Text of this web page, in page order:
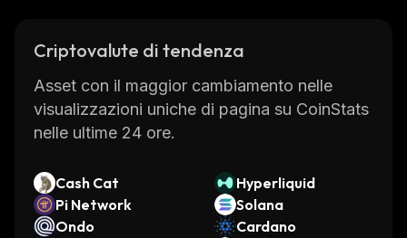
Criptovalute di tendenza
Asset con il maggior cambiamento nelle
visualizzazioni uniche di pagina su CoinStats
nelle ultime 24 ore.
Cash Cat
Hyperliquid
Pi Network
Solana
Ondo
Cardano